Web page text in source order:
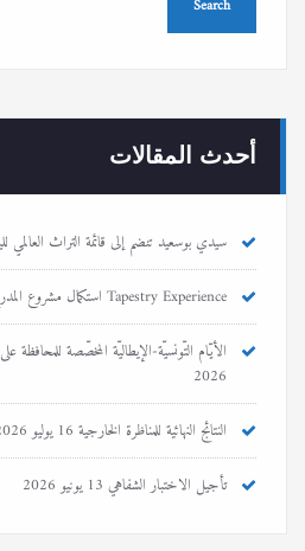
أحدث المقالات
سيدي بوسعيد تنضم إلى قائمة التراث العالمي
Tapestry Experience استكمال مشروع المدرج الروماني بالجمّ
الأيّام التّونسيّة-الإيطاليّة المخصّصة للمحافظة
2026
النتائج النهائية للمناظرة الخارجية16 يوليو 2026
تأجيل الاختبار الشفاهي13 يونيو 2026